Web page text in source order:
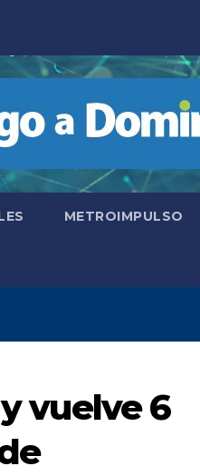
METROIMPULSO
vuelve 6